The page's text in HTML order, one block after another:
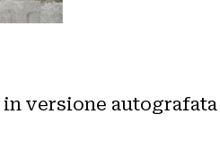
versione